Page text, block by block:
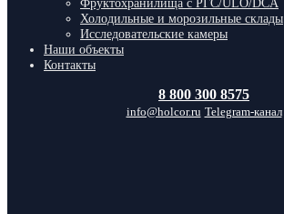
Фруктохранилища с РГС/ULO/DCA
Холодильные и морозильные склады
Исследовательские камеры
Наши объекты
Контакты
8 800 300 8575
info@holcor.ru Telegram-канал